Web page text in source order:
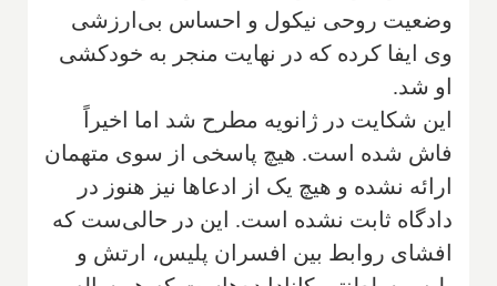
وضعیت روحی نیکول و احساس بی‌ارزشی
وی ایفا کرده که در نهایت منجر به خودکشی
او شد.
این شکایت در ژانویه مطرح شد اما اخیراً
فاش شده است. هیچ پاسخی از سوی متهمان
ارائه نشده و هیچ یک از ادعاها نیز هنوز در
دادگاه ثابت نشده است. این در حالی‌ست که
افشای روابط بین افسران پلیس، ارتش و